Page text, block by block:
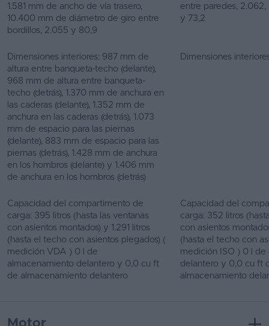
1.581 mm de ancho de vía trasero,
10.400 mm de diámetro de giro entre
bordillos, 2.055 y 80,9
entre paredes, 2.062,
y 73,2
Dimensiones interiores: 987 mm de
altura entre banqueta-techo (delante),
968 mm de altura entre banqueta-
techo (detrás), 1.370 mm de anchura en
las caderas (delante), 1.352 mm de
anchura en las caderas (detrás), 1.073
mm de espacio para las piernas
(delante), 883 mm de espacio para las
piernas (detrás), 1.428 mm de anchura
en los hombros (delante) y 1.406 mm
de anchura en los hombros (detrás)
Dimensiones
Capacidad del compartimento de
carga: 395 litros (hasta las ventanas
con asientos montados) y 1.291 litros
(hasta el techo con asientos plegados) (
medición VDA ) 0 l de
almacenamiento delantero y 0,0 cu ft
de almacenamiento delantero
Capacidad del
carga: 352 litros
con asientos
(hasta el techo con
medición ISO ) 0 l de
delantero y 0,0 cu ft
almacenamiento